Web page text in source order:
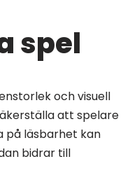
spel
och visuell
att spelare
på läsbarhet kan
bidrar till